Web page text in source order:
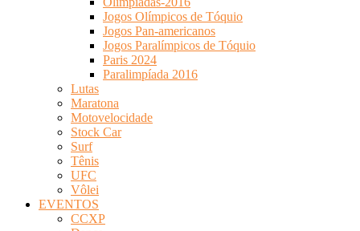
Jogos Olímpicos de Tóquio
Jogos Pan-americanos
Jogos Paralímpicos de Tóquio
Paris 2024
Paralimpíada 2016
Lutas
Maratona
Motovelocidade
Stock Car
Surf
Tênis
UFC
Vôlei
EVENTOS
CCXP